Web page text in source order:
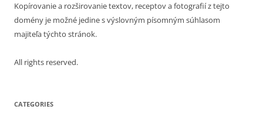
Kopírovanie a rozširovanie textov, receptov a fotografií z tejto
domény je možné jedine s výslovným písomným súhlasom
majiteľa týchto stránok.
All rights reserved.
CATEGORIES